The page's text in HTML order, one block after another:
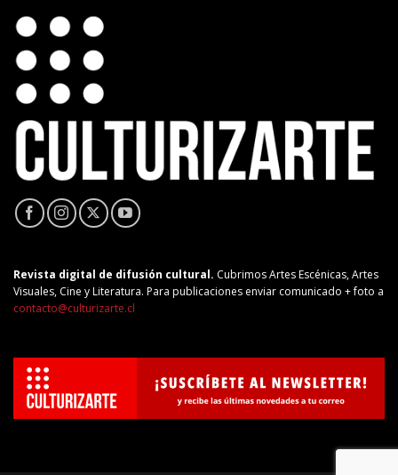
Revista digital de difusión cultural. Cubrimos Artes Escénicas, Artes
Visuales, Cine y Literatura. Para publicaciones enviar comunicado + foto a
contacto@culturizarte.cl